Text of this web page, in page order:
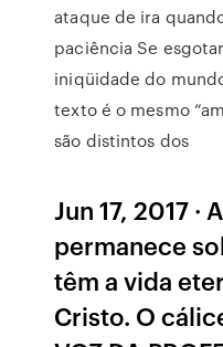
ataque de ira
paciência Se
iniqüidade do
texto é o mesmo
são distintos dos
Jun 17, 2017 ·
permanece
têm a vida
Cristo. O